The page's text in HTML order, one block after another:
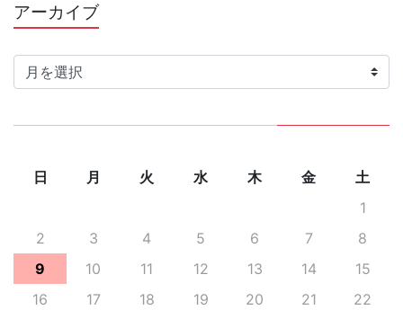
アーカイブア
ー
カ
日 月 火 水 木 金
土
1
2
3 4 5 6 7
8
9
10 11 12 13 14
15
16
17 18 19 20 21
22